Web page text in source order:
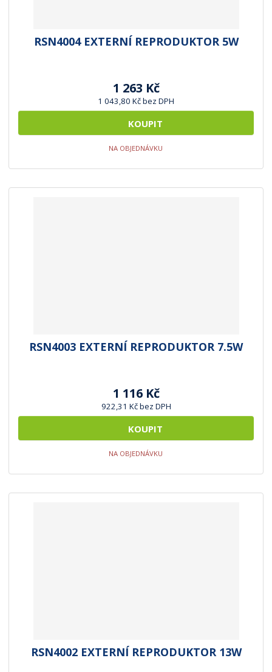
RSN4004 EXTERNÍ REPRODUKTOR 5W
1 263 Kč
1 043,80 Kč bez DPH
KOUPIT
NA OBJEDNÁVKU
RSN4003 EXTERNÍ REPRODUKTOR 7.5W
1 116 Kč
922,31 Kč bez DPH
KOUPIT
NA OBJEDNÁVKU
RSN4002 EXTERNÍ REPRODUKTOR 13W